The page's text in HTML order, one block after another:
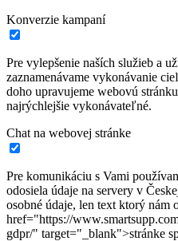
Konverzie kampaní
Pre vylepšenie naších služieb a
zaznamenávame vykonávanie
doho upravujeme webovú
najrýchlejšie vykonávateľné.
Chat na webovej stránke
Pre komunikáciu s Vami
odosiela údaje na servery v
osobné údaje, len text ktorý nám
href="https://
gdpr/" target="_blank">stránke